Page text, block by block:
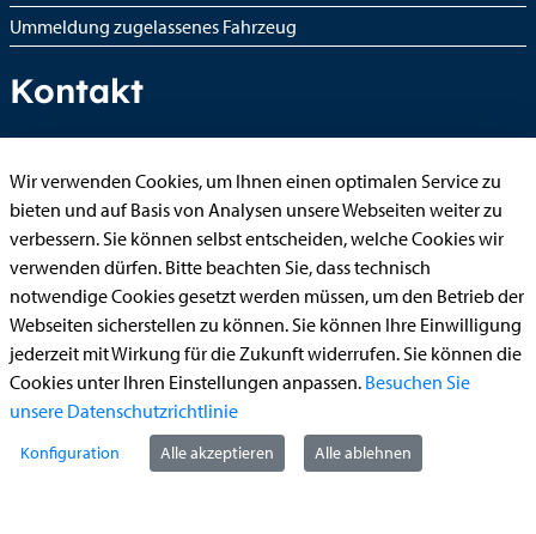
Ummeldung zugelassenes Fahrzeug
Kontakt
StädteRegion Aachen
Zollernstraße10
52070Aachen
Anfahrt
E-Mail:
info@staedteregion-aachen.de
www.staedteregion-aachen.de
Social Media
Wir verwenden Cookies, um Ihnen einen optimalen Service zu
bieten und auf Basis von Analysen unsere Webseiten weiter zu
verbessern. Sie können selbst entscheiden, welche Cookies wir
verwenden dürfen. Bitte beachten Sie, dass technisch
notwendige Cookies gesetzt werden müssen, um den Betrieb der
Webseiten sicherstellen zu können. Sie können Ihre Einwilligung
jederzeit mit Wirkung für die Zukunft widerrufen. Sie können die
Cookies unter Ihren Einstellungen anpassen. Besuchen Sie
unsere Datenschutzrichtlinie
Konfiguration Alle akzeptieren Alle ablehnen